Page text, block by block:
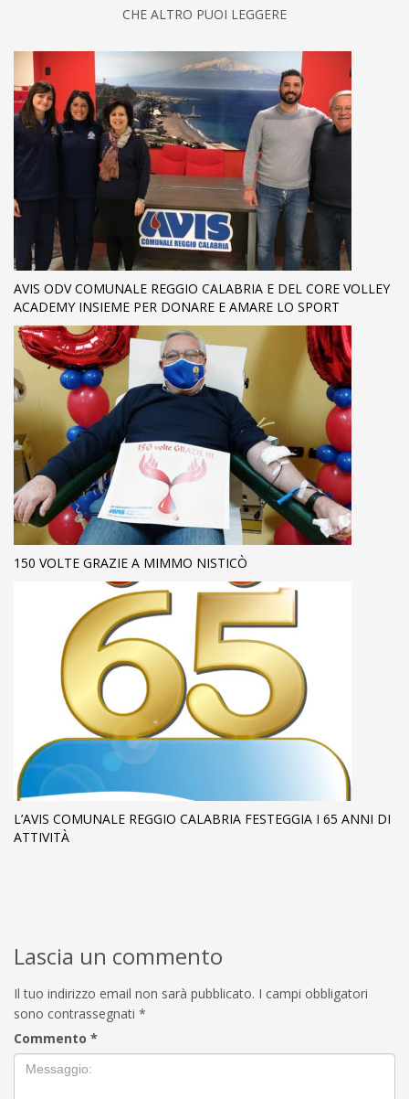
CHE ALTRO PUOI LEGGERE
AVIS ODV COMUNALE REGGIO CALABRIA E DEL CORE VOLLEY
ACADEMY INSIEME PER DONARE E AMARE LO SPORT
150 VOLTE GRAZIE A MIMMO NISTICÒ
L’AVIS COMUNALE REGGIO CALABRIA FESTEGGIA I 65 ANNI DI
ATTIVITÀ
Lascia un commento
Il tuo indirizzo email non sarà pubblicato. I campi obbligatori
sono contrassegnati *
Commento *